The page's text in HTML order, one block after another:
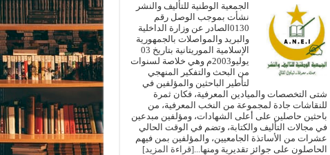
الجمعية الوطنية للتأليف والنشر
نشأت بموجب الوصل رقم
0130الصادر عن وزارة الداخلية
والبريد والمواصلات بالجمهورية
الإسلامية الموريتانية بتاريخ 03
يوليو2003م وهي خلاصة لسنوات
من البحث والتفكير المنهجي
لتأطير الباحثين والمؤلفين في
شتى التخصصات والميادين المعرفية، فكان ثمرة
للنقاشات جادة لمجموعة من النخب المعرفية، من
باحثين حاصلين على أعلى الشهادات، ومؤلفين مبدعين
في مجالات التأليف والكتابة، وتضم في الوقت الحالي
عشرات من الأساتذة الجامعيين، والمؤلفين بمن فيهم
الحاصلون على جوائز تقديرية ومنها...[قراءة المزيد]